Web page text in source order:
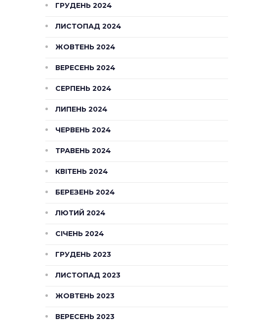
ГРУДЕНЬ 2024
ЛИСТОПАД 2024
ЖОВТЕНЬ 2024
ВЕРЕСЕНЬ 2024
СЕРПЕНЬ 2024
ЛИПЕНЬ 2024
ЧЕРВЕНЬ 2024
ТРАВЕНЬ 2024
КВІТЕНЬ 2024
БЕРЕЗЕНЬ 2024
ЛЮТИЙ 2024
СІЧЕНЬ 2024
ГРУДЕНЬ 2023
ЛИСТОПАД 2023
ЖОВТЕНЬ 2023
ВЕРЕСЕНЬ 2023